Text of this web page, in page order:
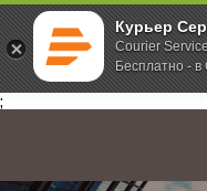
Курьер
Courier
Бесплатно - в
;
Главная О компании